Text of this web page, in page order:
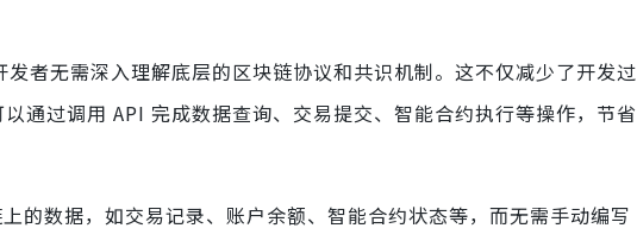
者无需深入理解底层的区块链协议和共识机制。这不仅减少了开发过
通过调用 API 完成数据查询、交易提交、智能合约执行等操作，节省
的数据，如交易记录、账户余额、智能合约状态等，而无需手动编写